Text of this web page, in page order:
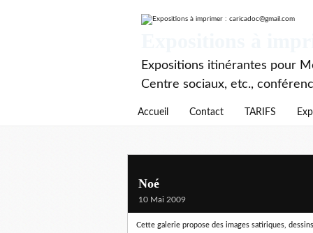
Expositions itinérantes pour
Centre sociaux, etc.,
Accueil Contact TARIFS
Noé
10 Mai 2009
Cette galerie propose des images satiriques,